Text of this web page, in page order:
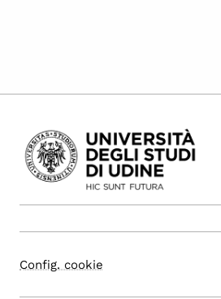
Config. cookie